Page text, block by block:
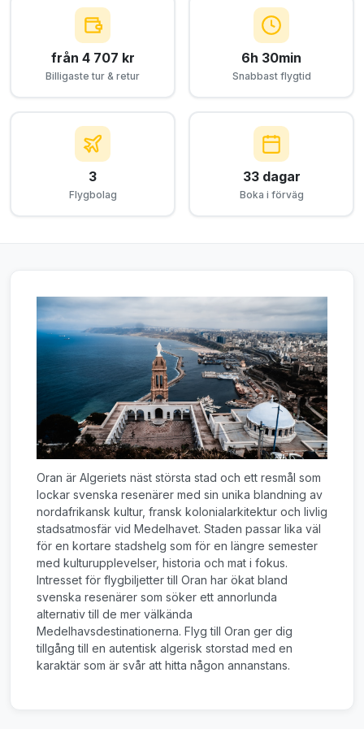
från 4 707 kr
Billigaste tur & retur
6h 30min
Snabbast flygtid
3
Flygbolag
33 dagar
Boka i förväg
Oran är Algeriets näst största stad och ett resmål som
lockar svenska resenärer med sin unika blandning av
nordafrikansk kultur, fransk kolonialarkitektur och livlig
stadsatmosfär vid Medelhavet. Staden passar lika väl
för en kortare stadshelg som för en längre semester
med kulturupplevelser, historia och mat i fokus.
Intresset för flygbiljetter till Oran har ökat bland
svenska resenärer som söker ett annorlunda
alternativ till de mer välkända
Medelhavsdestinationerna. Flyg till Oran ger dig
tillgång till en autentisk algerisk storstad med en
karaktär som är svår att hitta någon annanstans.